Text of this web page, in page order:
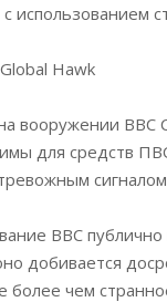
использованием
Hawk
вооружении ВВС
для средств
ВВС
добивается
чем